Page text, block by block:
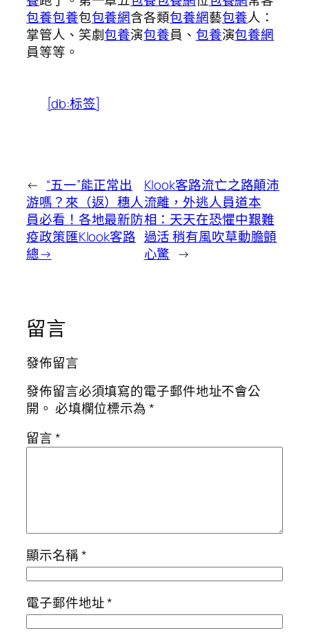
包養包養包包養網含各類包養網藝包養人：
掌管人、笑劇包養演包養員、 包養演包養網
員等等。
[db:标签]
← “五一”能正常出
游嗎？來（返）穗人
員必看！各地最新防
疫政策匯Klook客路
總→
Klook客路流亡之路顛沛
流離，外逃人員道本
相：天天在恐懼中艱難
過活 稍有風吹草動膽顫
心驚 →
留言
發佈留言
發佈留言必須填寫的電子郵件地址不會公
開。 必填欄位標示為*
留言*
顯示名稱*
電子郵件地址*